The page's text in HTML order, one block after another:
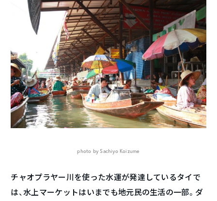
photo by Sachiyo Koizume
チャオプラヤー川を使った水運が発達しているタイで
は、水上マーケットはいまでも地元民の生活の一部。ダ